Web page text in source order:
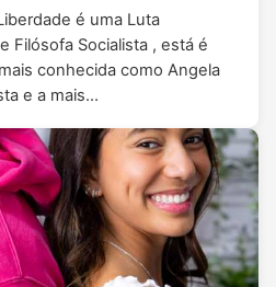
é uma Luta
Filósofa Socialista , está é
conhecida como Angela
e a mais…